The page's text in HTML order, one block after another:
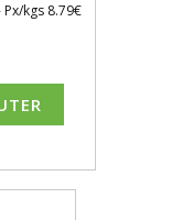
kgs 8.79€